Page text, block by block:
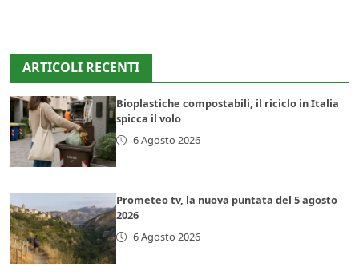
ARTICOLI RECENTI
Bioplastiche compostabili, il riciclo in Italia
spicca il volo
6 Agosto 2026
Prometeo tv, la nuova puntata del 5 agosto
2026
6 Agosto 2026